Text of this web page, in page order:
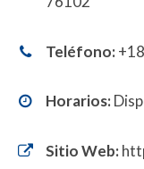
Teléfono:
Horarios:
Sitio Web: